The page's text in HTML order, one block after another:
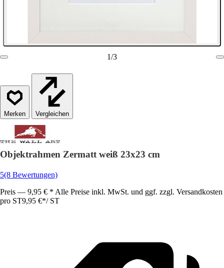
1/3
Vergleichen
Objektrahmen Zermatt weiß 23x23 cm
5(8 Bewertungen)
Preis — 9,95 € * Alle Preise inkl. MwSt. und ggf. zzgl. Versandkosten
pro ST9,95 €*/ ST